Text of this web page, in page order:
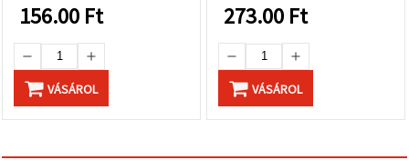
156.00 Ft
VÁSÁROL
273.00 Ft
VÁSÁROL